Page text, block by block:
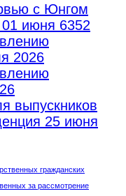
с Юнгом
01 июня 6352
2026
выпускников
25 июня
гражданских
за рассмотрение